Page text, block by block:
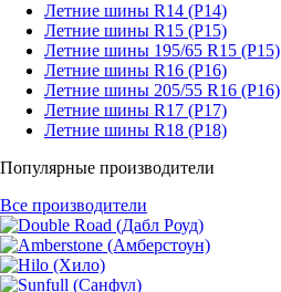
Летние шины R14 (Р14)
Летние шины R15 (Р15)
Летние шины 195/65 R15 (Р15)
Летние шины R16 (Р16)
Летние шины 205/55 R16 (Р16)
Летние шины R17 (Р17)
Летние шины R18 (Р18)
Популярные производители
Все производители